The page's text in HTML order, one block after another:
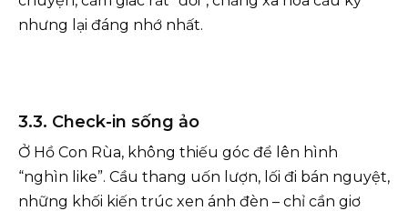
nhưng lại đáng nhớ nhất.
3.3. Check-in sống ảo
Ở Hồ Con Rùa, không thiếu góc để lên hình
“nghìn like”. Cầu thang uốn lượn, lối đi bán nguyệt,
những khối kiến trúc xen ánh đèn – chỉ cần giơ